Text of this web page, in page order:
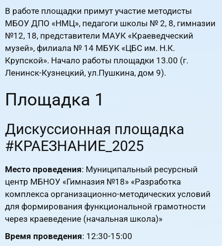
В работе площадки примут участие методисты
МБОУ ДПО «НМЦ», педагоги школы № 2, 8, гимназии
№12, 18, представители МАУК «Краеведческий
музей», филиала № 14 МБУК «ЦБС им. Н.К.
Крупской». Начало работы площадки 13.00 (г.
Ленинск-Кузнецкий, ул.Пушкина, дом 9).
Площадка 1
Дискуссионная площадка
#КРАЕЗНАНИЕ_2025
Место проведения: Муниципальный ресурсный
центр МБНОУ «Гимназия №18» «Разработка
комплекса организационно-методических условий
для формирования функциональной грамотности
через краеведение (начальная школа)»
Время проведения: 12:30-15:00